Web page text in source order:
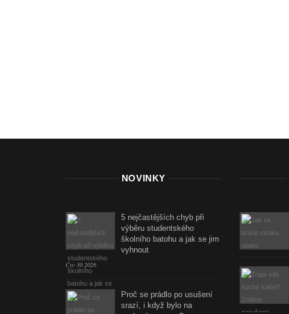
NOVINKY
5 nejčastějších chyb při
výběru studentského
školního batohu a jak se jim
vyhnout
Čvc 30 2026
Proč se prádlo po usušení
srazí, i když bylo na